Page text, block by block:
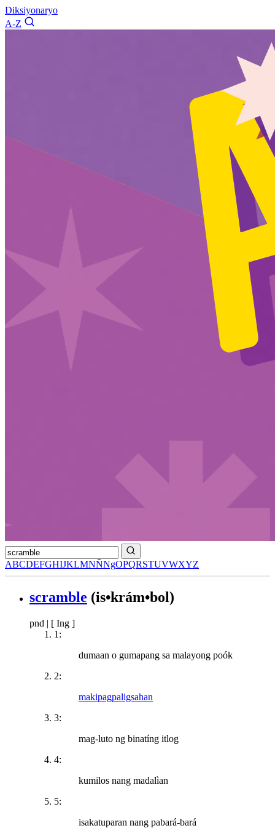
Diksiyonaryo
A-Z
ABCDEFGHIJKLMNÑNgOPQRSTUVWXYZ
scramble (is•krám•bol)
pnd | [ Ing ]
1:
dumaan o gumapang sa malayong poók
2:
makipagpaligsahan
3:
mag-luto ng binatíng itlog
4:
kumilos nang madalìan
5:
isakatuparan nang pabará-bará